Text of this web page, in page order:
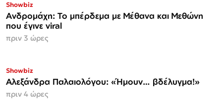
Showbiz
Ανδρομάχη: Το μπέρδεμα με Μέθανα και Μεθώνη
που έγινε viral
πριν 3 ώρες
Showbiz
Αλεξάνδρα Παλαιολόγου: «Ήμουν… βδέλυγμα!»
πριν 4 ώρες